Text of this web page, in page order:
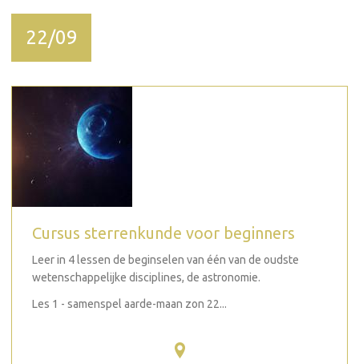
22/09
Cursus sterrenkunde voor beginners
Leer in 4 lessen de beginselen van één van de oudste
wetenschappelijke disciplines, de astronomie.
Les 1 - samenspel aarde-maan zon 22...